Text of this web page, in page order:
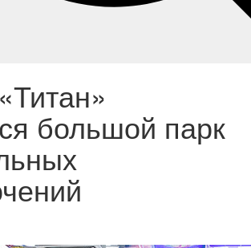
большой парк